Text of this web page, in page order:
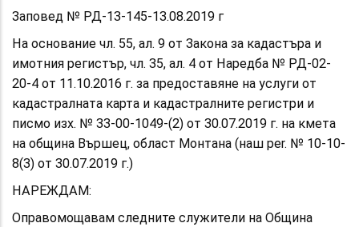
Заповед № РД-13-145-13.08.2019 г
На основание чл. 55, ал. 9 от Закона за кадастъра и
имотния регистър, чл. 35, ал. 4 от Наредба № РД-02-
20-4 от 11.10.2016 г. за предоставяне на услуги от
кадастралната карта и кадастралните регистри и
писмо изх. № 33-00-1049-(2) от 30.07.2019 г. на кмета
на община Вършец, област Монтана (наш per. № 10-10-
8(3) от 30.07.2019 г.)
НАРЕЖДАМ:
Оправомощавам следните служители на Община